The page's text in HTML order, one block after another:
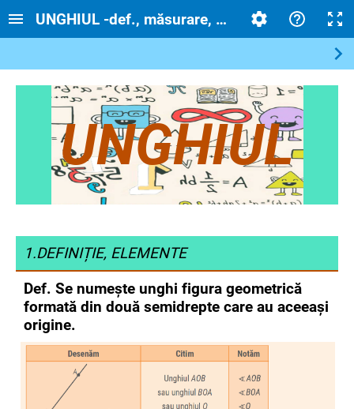
UNGHIUL -def., măsurare, clasificare
UNGHIUL
1.DEFINIȚIE, ELEMENTE
Def. Se numește unghi figura geometrică
formată din două semidrepte care au aceeași
origine.